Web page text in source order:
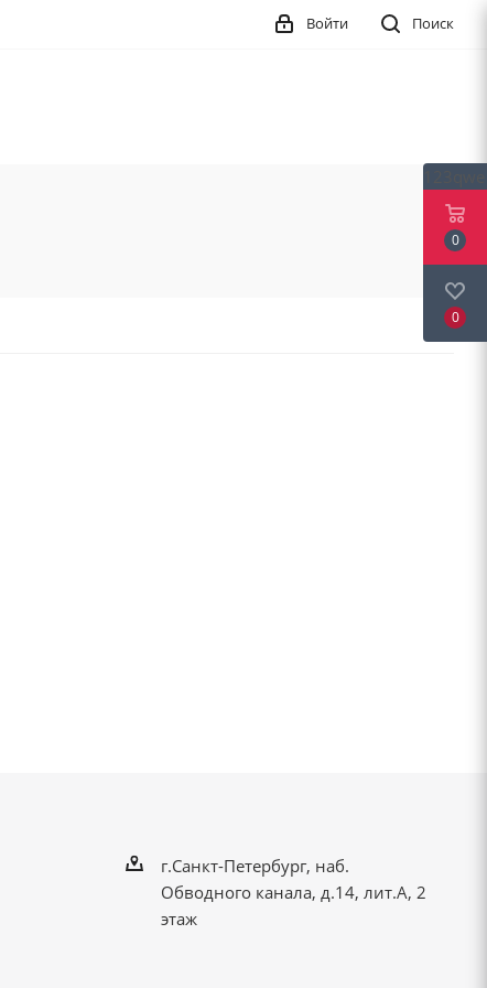
Поиск
Войти
г.Санкт-Петербург, наб.
Обводного канала, д.14, лит.А, 2
этаж
0
0